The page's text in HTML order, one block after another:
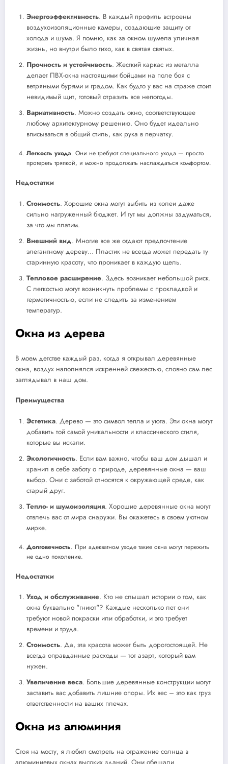
Энергоэффективность. В каждый профиль встроены
воздухоизоляционные камеры, создающие защиту от
холода и шума. Я помню, как за окном шумела уличная
жизнь, но внутри было тихо, как в святая святых.
Прочность и устойчивость. Жесткий каркас из металла
делает ПВХ-окна настоящими бойцами на поле боя с
ветряными бурями и градом. Как будто у вас на страже стоит
невидимый щит, готовый отразить все непогоды.
Вариативность. Можно создать окно, соответствующее
любому архитектурному решению. Оно будет идеально
вписываться в общий стиль, как рука в перчатку.
Легкость ухода. Они не требуют специального ухода — просто
протереть тряпкой, и можно продолжать наслаждаться комфортом.
Недостатки
Стоимость. Хорошие окна могут выбить из колеи даже
сильно нагруженный бюджет. И тут мы должны задуматься,
за что мы платим.
Внешний вид. Многие все же отдают предпочтение
элегантному дереву… Пластик не всегда может передать ту
старинную красоту, что проникает в каждую щель.
Тепловое расширение. Здесь возникает небольшой риск.
С легкостью могут возникнуть проблемы с прокладкой и
герметичностью, если не следить за изменением
температур.
Окна из дерева
В моем детстве каждый раз, когда я открывал деревянные
окна, воздух наполнялся искренней свежестью, словно сам лес
заглядывал в наш дом.
Преимущества
Эстетика. Дерево — это символ тепла и уюта. Эти окна могут
добавить той самой уникальности и классического стиля,
которые вы искали.
Экологичность. Если вам важно, чтобы ваш дом дышал и
хранил в себе заботу о природе, деревянные окна — ваш
выбор. Они с заботой относятся к окружающей среде, как
старый друг.
Тепло- и шумоизоляция. Хорошие деревянные окна могут
отвлечь вас от мира снаружи. Вы окажетесь в своем уютном
мирке.
Долговечность. При адекватном уходе такие окна могут пережить
не одно поколение.
Недостатки
Уход и обслуживание. Кто не слышал истории о том, как
окна буквально "гниют"? Каждые несколько лет они
требуют новой покраски или обработки, и это требует
времени и труда.
Стоимость. Да, эта красота может быть дорогостоящей. Не
всегда оправданные расходы — тот азарт, который вам
нужен.
Увеличение веса. Большие деревянные конструкции могут
заставить вас добавить лишние опоры. Их вес – это как груз
ответственности на ваших плечах.
Окна из алюминия
Стоя на мосту, я любил смотреть на отражение солнца в